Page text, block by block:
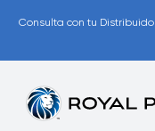
Consulta con tu